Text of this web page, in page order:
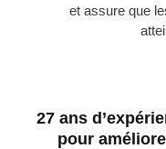
et assure que
27 ans
pour